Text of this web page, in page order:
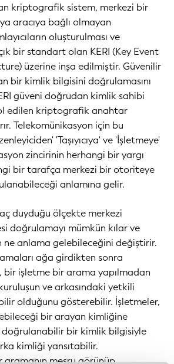
kriptografik sistem, merkezi bir
aracıya bağlı olmayan
oluşturulması ve
bir standart olan KERI (Key Event
üzerine inşa edilmiştir. Güvenilir
bir kimlik bilgisini doğrulamasını
güveni doğrudan kimlik sahibi
edilen kriptografik anahtar
Telekomünikasyon için bu
'Taşıyıcıya' ve 'İşletmeye'
zincirinin herhangi bir yargı
bir tarafça merkezi bir otoriteye
anlamına gelir.
duyduğu ölçekte merkezi
doğrulamayı mümkün kılar ve
ne anlama gelebileceğini değiştirir.
ağa girdikten sonra
işletme bir arama yapılmadan
ve arkasındaki yetkili
olduğunu gösterebilir. İşletmeler,
bir arayan kimliğine
doğrulanabilir bir kimlik bilgisiyle
kimliği yansıtabilir.
aramanın meşru görünüp